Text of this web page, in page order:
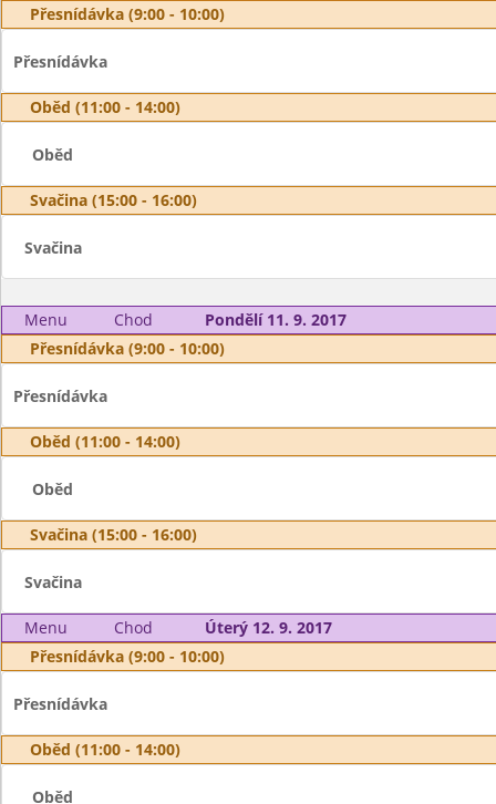
Přesnídávka (9:00 - 10:00)
Přesnídávka
Oběd (11:00 - 14:00)
Oběd
Svačina (15:00 - 16:00)
Svačina
Menu Chod
Pondělí 11. 9. 2017
Přesnídávka (9:00 - 10:00)
Přesnídávka
Oběd (11:00 - 14:00)
Oběd
Svačina (15:00 - 16:00)
Svačina
Menu Chod
Úterý 12. 9. 2017
Přesnídávka (9:00 - 10:00)
Přesnídávka
Oběd (11:00 - 14:00)
Oběd